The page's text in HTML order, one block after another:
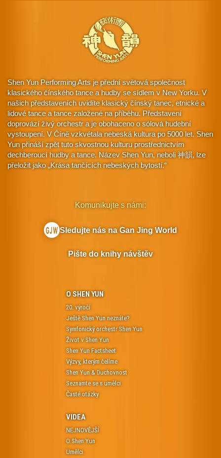
Shen Yun Performing Arts je přední světová společnost
klasického čínského tance a hudby se sídlem v New Yorku. V
našich představeních uvidíte klasický čínský tanec, etnické a
lidové tance a tance založené na příběhu. Představení
doprovází živý orchestr a je obohaceno o sólová hudební
vystoupení. V Číně vzkvétala nebeská kultura po 5000 let. Shen
Yun přináší zpět tuto skvostnou kulturu prostřednictvím
dechberoucí hudby a tance. Název Shen Yun, neboli 神韻, lze
přeložit jako „Krása tančících nebeských bytostí.“
O SHEN YUN
20. výročí
Ještě Shen Yun neznáte?
Symfonický orchestr Shen Yun
Život v Shen Yun
Shen Yun Factsheet
Výzvy, kterým čelíme
Shen Yun & Duchovnost
Seznamte se s umělci
Časté otázky
VIDEA
NEJNOVĚJŠÍ
O Shen Yun
Umělci
Komunikujte s námi:
Sledujte nás na Gan Jing World
Pište do knihy návštěv